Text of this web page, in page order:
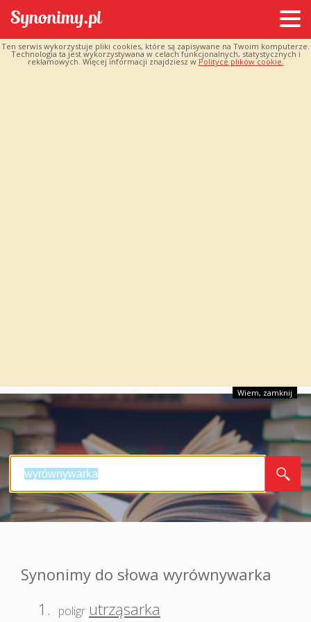
Ten serwis wykorzystuje pliki cookies, które są zapisywane na Twoim komputerze.
Technologia ta jest wykorzystywana w celach funkcjonalnych, statystycznych i
reklamowych. Więcej informacji znajdziesz w Polityce plików cookie.
Wiem, zamknij
Synonimy do słowa wyrównywarka
1.
poligr utrząsarka